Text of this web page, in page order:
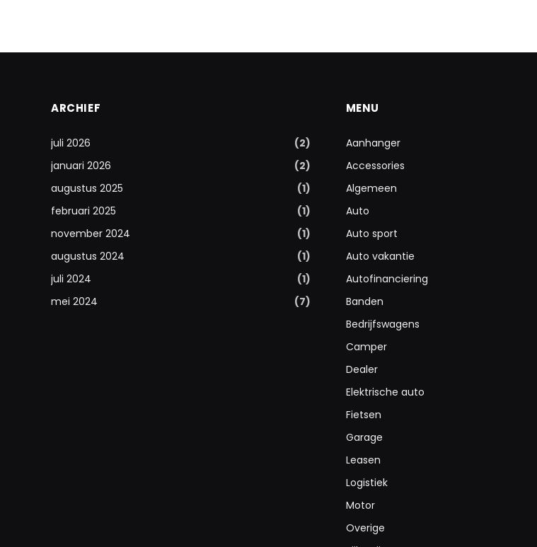
ARCHIEF
juli 2026
(2)
januari 2026
(2)
augustus 2025
(1)
februari 2025
(1)
november 2024
(1)
augustus 2024
(1)
juli 2024
(1)
mei 2024
(7)
MENU
Aanhanger
Accessories
Algemeen
Auto
Auto sport
Auto vakantie
Autofinanciering
Banden
Bedrijfswagens
Camper
Dealer
Elektrische auto
Fietsen
Garage
Leasen
Logistiek
Motor
Overige